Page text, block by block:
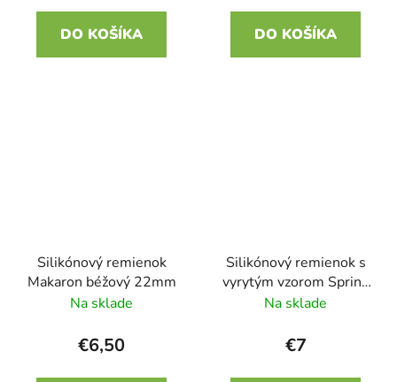
DO KOŠÍKA DO KOŠÍKA
Silikónový remienok
Makaron béžový 22mm
Na sklade
€6,50
Silikónový remienok s
vyrytým vzorom Spring
žltá 22mm
Na sklade
€7